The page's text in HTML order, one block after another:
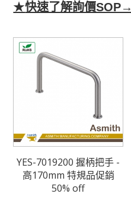
★快速了解詢價SOP→
YES-7019200 握柄把手 -
高170mm 特規品促銷
50% off